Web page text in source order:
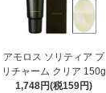
アモロス ソリティア プ
リチャーム クリア 150g
1,748円(税159円)